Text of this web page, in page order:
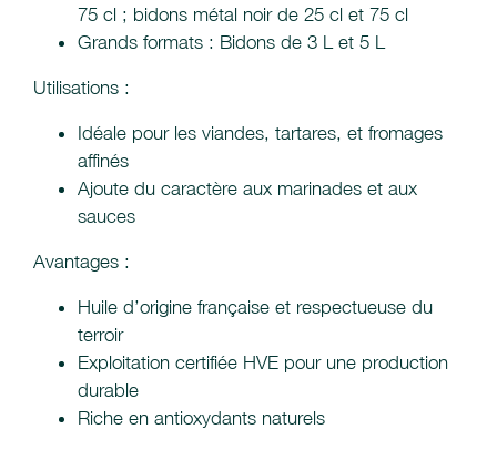
75 cl ; bidons métal noir de 25 cl et 75 cl
Grands formats : Bidons de 3 L et 5 L
Utilisations :
Idéale pour les viandes, tartares, et fromages
affinés
Ajoute du caractère aux marinades et aux
sauces
Avantages :
Huile d’origine française et respectueuse du
terroir
Exploitation certifiée HVE pour une production
durable
Riche en antioxydants naturels